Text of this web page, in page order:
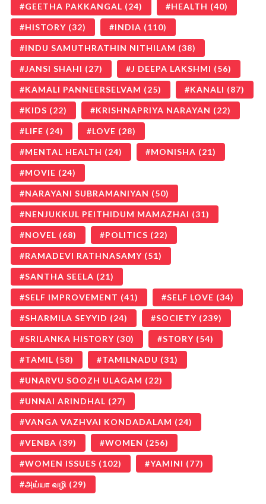
GEETHA PAKKANGAL (24) HEALTH (40)
HISTORY (32) INDIA (110)
INDU SAMUTHRATHIN NITHILAM (38)
JANSI SHAHI (27) J DEEPA LAKSHMI (56)
KAMALI PANNEERSELVAM (25) KANALI (87)
KIDS (22) KRISHNAPRIYA NARAYAN (22)
LIFE (24) LOVE (28)
MENTAL HEALTH (24) MONISHA (21)
MOVIE (24)
NARAYANI SUBRAMANIYAN (50)
NENJUKKUL PEITHIDUM MAMAZHAI (31)
NOVEL (68) POLITICS (22)
RAMADEVI RATHNASAMY (51)
SANTHA SEELA (21)
SELF IMPROVEMENT (41) SELF LOVE (34)
SHARMILA SEYYID (24) SOCIETY (239)
SRILANKA HISTORY (30) STORY (54)
TAMIL (58) TAMILNADU (31)
UNARVU SOOZH ULAGAM (22)
UNNAI ARINDHAL (27)
VANGA VAZHVAI KONDADALAM (24)
VENBA (39) WOMEN (256)
WOMEN ISSUES (102) YAMINI (77)
அய்யா வழி (29)